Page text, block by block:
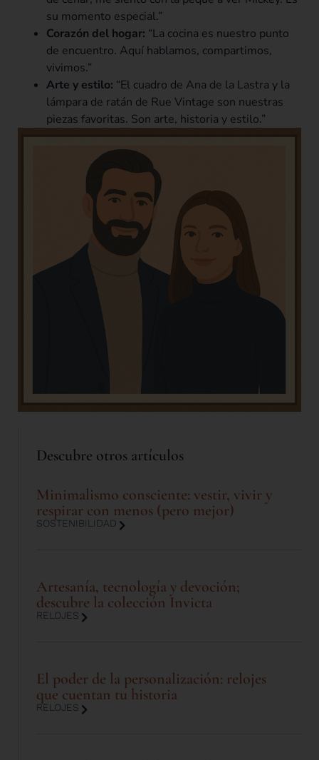
su momento especial.”
Corazón del hogar: “La cocina es nuestro punto
de encuentro. Aquí hablamos, compartimos,
vivimos.”
Arte y estilo: “El cuadro de Ana de la Lastra y la
lámpara de ratán de Rue Vintage son nuestras
piezas favoritas. Son arte, historia y estilo.”
Descubre otros artículos
Minimalismo consciente: vestir, vivir y
respirar con menos (pero mejor)
SOSTENIBILIDAD
Artesanía, tecnología y devoción;
descubre la colección Invicta
RELOJES
El poder de la personalización: relojes
que cuentan tu historia
RELOJES